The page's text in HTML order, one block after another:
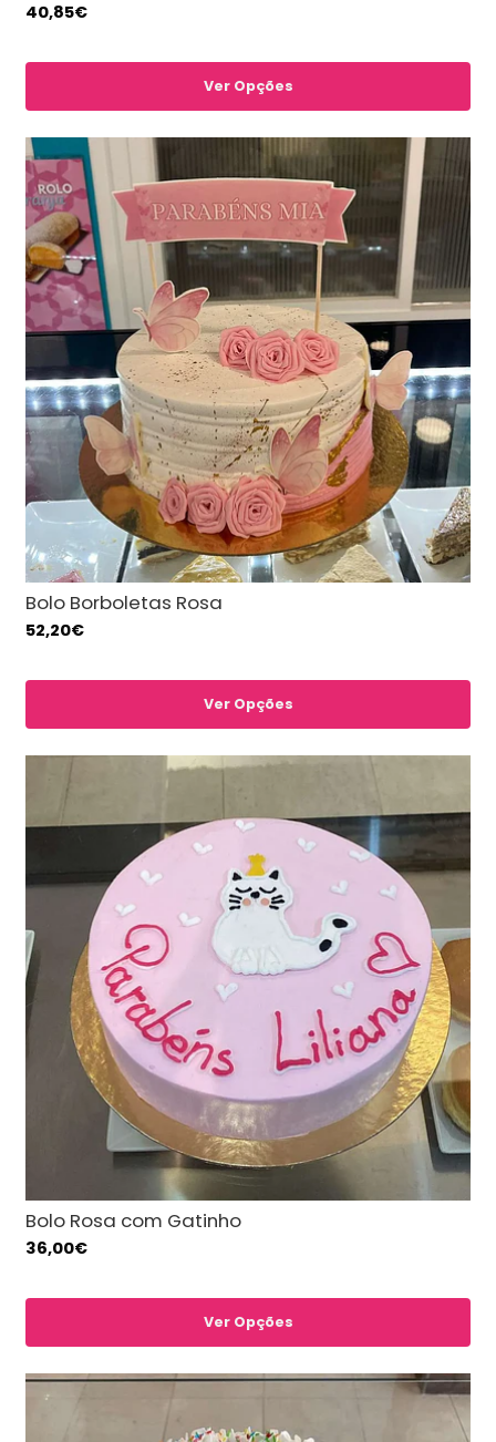
40,85€
Ver Opções
Bolo Borboletas Rosa
52,20€
Ver Opções
Bolo Rosa com Gatinho
36,00€
Ver Opções